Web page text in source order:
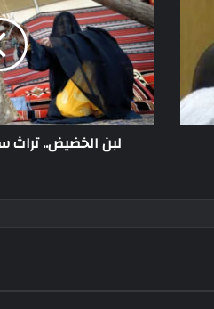
لبن الخضيض.. تراث